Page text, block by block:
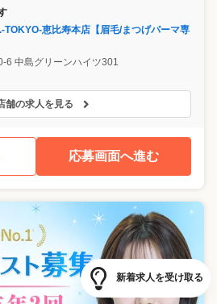
TOKYO-恵比寿本店【眉毛/まつげパーマ専
6 中島グリーンハイツ301
舗の求人を見る
応募画面へ進む
新着求人を受け取る